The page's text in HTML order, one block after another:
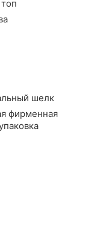
шелк
фирменная